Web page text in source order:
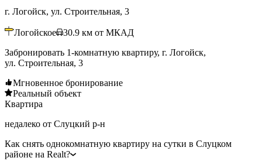
г. Логойск, ул. Строительная, 3
Логойское 30.9 км от МКАД
Забронировать 1-комнатную квартиру, г. Логойск,
ул. Строительная, 3
Мгновенное бронирование
Реальный объект
Квартира
недалеко от Слуцкий р-н
Как снять однокомнатную квартиру на сутки в Слуцком
районе на Realt?